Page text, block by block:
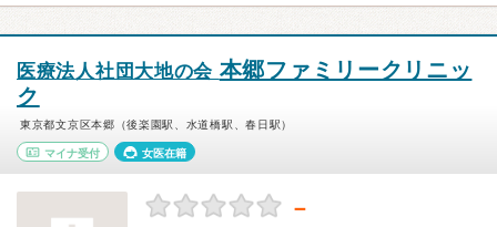
医療法人社団大地の会 本郷ファミリークリニッ
ク
東京都文京区本郷（後楽園駅、水道橋駅、春日駅）
マイナ受付 女医在籍
－